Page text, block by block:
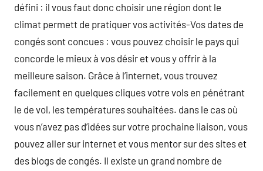
défini : il vous faut donc choisir une région dont le
climat permett de pratiquer vos activités-Vos dates de
congés sont concues : vous pouvez choisir le pays qui
concorde le mieux à vos désir et vous y offrir à la
meilleure saison. Grâce à l’internet, vous trouvez
facilement en quelques cliques votre vols en pénétrant
le de vol, les températures souhaitées. dans le cas où
vous n’avez pas d’idées sur votre prochaine liaison, vous
pouvez aller sur internet et vous mentor sur des sites et
des blogs de congés. Il existe un grand nombre de